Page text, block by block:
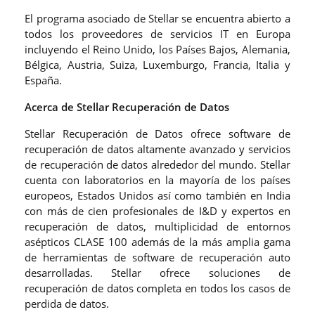
El programa asociado de Stellar se encuentra abierto a
todos los proveedores de servicios IT en Europa
incluyendo el Reino Unido, los Países Bajos, Alemania,
Bélgica, Austria, Suiza, Luxemburgo, Francia, Italia y
España.
Acerca de Stellar Recuperación de Datos
Stellar Recuperación de Datos ofrece software de
recuperación de datos altamente avanzado y servicios
de recuperación de datos alrededor del mundo. Stellar
cuenta con laboratorios en la mayoría de los países
europeos, Estados Unidos así como también en India
con más de cien profesionales de I&D y expertos en
recuperación de datos, multiplicidad de entornos
asépticos CLASE 100 además de la más amplia gama
de herramientas de software de recuperación auto
desarrolladas. Stellar ofrece soluciones de
recuperación de datos completa en todos los casos de
perdida de datos.